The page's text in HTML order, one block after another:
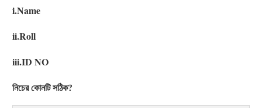
i.Name
ii.Roll
iii.ID NO
নিচের কোনটি সঠিক?